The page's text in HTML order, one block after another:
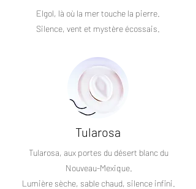
Elgol, là où la mer touche la pierre.
Silence, vent et mystère écossais.
Tularosa
Tularosa, aux portes du désert blanc du
Nouveau-Mexique.
Lumière sèche, sable chaud, silence infini.